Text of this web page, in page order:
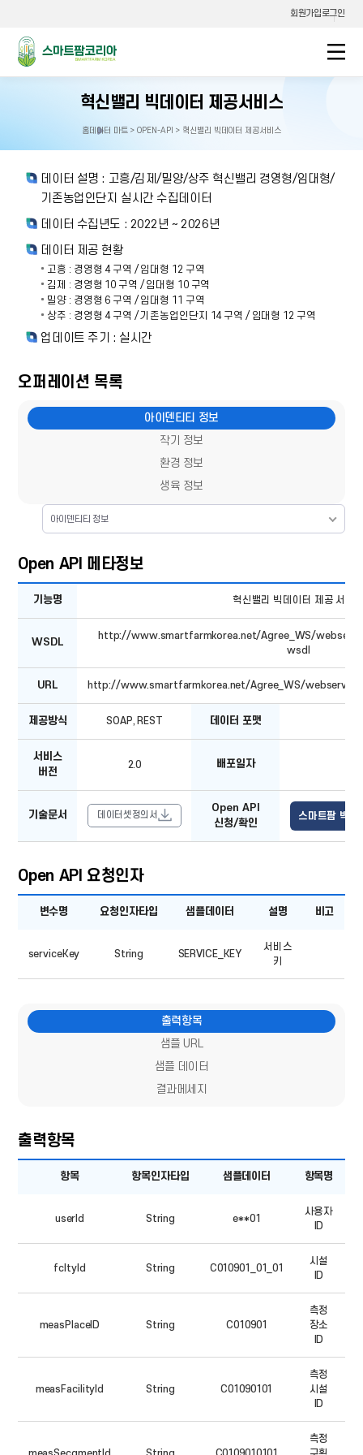
회원가입로그인
스마트팜코리아
혁신밸리 빅데이터 제공서비스
홈으로
홈데이터 마트 > OPEN-API > 혁신밸리 빅데이터 제공서비스
데이터 설명 : 고흥/김제/밀양/상주 혁신밸리 경영형/임대형/
기존농업인단지 실시간 수집데이터
데이터 수집년도 : 2022년 ~ 2026년
데이터 제공 현황
고흥 : 경영형 4 구역 / 임대형 12 구역
김제 : 경영형 10 구역 / 임대형 10 구역
밀양 : 경영형 6 구역 / 임대형 11 구역
상주 : 경영형 4 구역 / 기존농업인단지 14 구역 / 임대형 12 구역
업데이트 주기 : 실시간
오퍼레이션 목록
아이덴티티 정보
작기 정보
환경 정보
생육 정보
아이덴티티 정보
Open API 메타정보
기능명,
WSDL,
데이터
버전,
Open
기능명 혁신밸리 빅데이터 제공 서비
WSDL
http://www.smartfarmkorea.net/Agree_WS/
wsdl
URL http://www.smartfarmkorea.net/Agree_WS/
제공방식 SOAP, REST 데이터 포맷
서비스
버전
2.0 배포일자
기술문서 데이터셋정의서
Open API
신청/확인
스마트팜 빅
Open API 요청인자
요청인자타입,
샘플데이터,
변수명 요청인자타입 샘플데이터 설명 비고
serviceKey String SERVICE_KEY
서비스
키
출력항목
샘플 URL
샘플 데이터
결과메세지
출력항목
샘플데이터,
항목 항목인자타입 샘플데이터 항목명
userId String e**01
사용자
ID
fcltyId String C010901_01_01
시설
ID
measPlaceID String C010901
측정
장소
ID
measFacilityId String C01090101
측정
시설
ID
측정